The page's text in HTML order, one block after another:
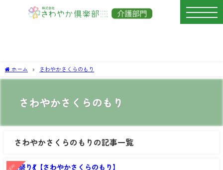
ホーム さわやかさくらのもり
さわやかさくらのもり
さわやかさくらのもりの記事一覧
NEW!
わ
夏祭り💃【さわやかさくらのもり】